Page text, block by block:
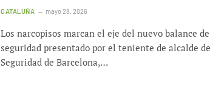
CATALUÑA mayo 28, 2026
Los narcopisos marcan el eje del nuevo balance de
seguridad presentado por el teniente de alcalde de
Seguridad de Barcelona,…